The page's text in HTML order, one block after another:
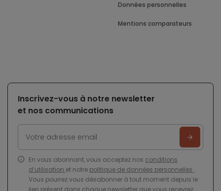
Données personnelles
Mentions comparateurs
Inscrivez-vous à notre newsletter
et nos communications
En vous abonnant, vous acceptez nos conditions
d’utilisation et notre politique de données personnelles .
Vous pourrez vous désabonner à tout moment depuis le
lien présent dans chaque newsletter que vous recevrez.